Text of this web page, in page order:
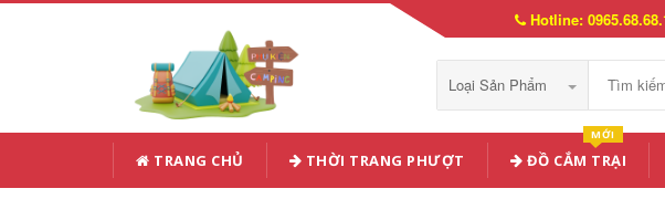
Hotline:
Loại Sản Phẩm
TRANG CHỦ THỜI TRANG PHƯỢT ĐỒ CẮM TRẠI
MỚI